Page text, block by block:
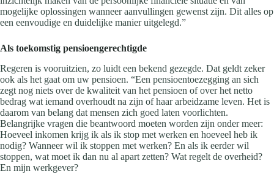
mogelijke oplossingen wanneer aanvullingen gewenst zijn. Dit alles op
een eenvoudige en duidelijke manier uitgelegd.”
Als toekomstig pensioengerechtigde
Regeren is vooruitzien, zo luidt een bekend gezegde. Dat geldt zeker
ook als het gaat om uw pensioen. “Een pensioentoezegging an sich
zegt nog niets over de kwaliteit van het pensioen of over het netto
bedrag wat iemand overhoudt na zijn of haar arbeidzame leven. Het is
daarom van belang dat mensen zich goed laten voorlichten.
Belangrijke vragen die beantwoord moeten worden zijn onder meer:
Hoeveel inkomen krijg ik als ik stop met werken en hoeveel heb ik
nodig? Wanneer wil ik stoppen met werken? En als ik eerder wil
stoppen, wat moet ik dan nu al apart zetten? Wat regelt de overheid?
En mijn werkgever?